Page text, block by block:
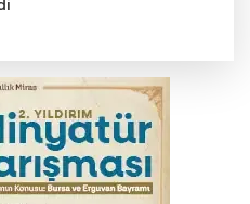
Başkanı Özel'den
yorumu